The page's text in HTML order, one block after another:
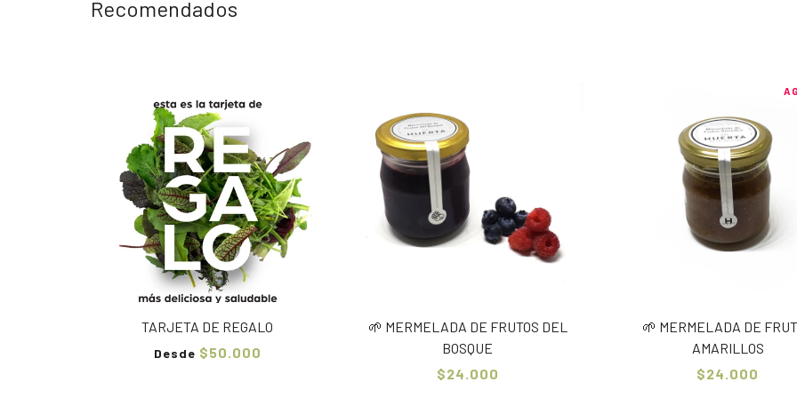
Recomendados
TARJETA DE REGALO
Desde $50.000
🌱 MERMELADA DE FRUTOS DEL
BOSQUE
$24.000
🌱 MERMELADA DE
AMARILLOS
$24.000